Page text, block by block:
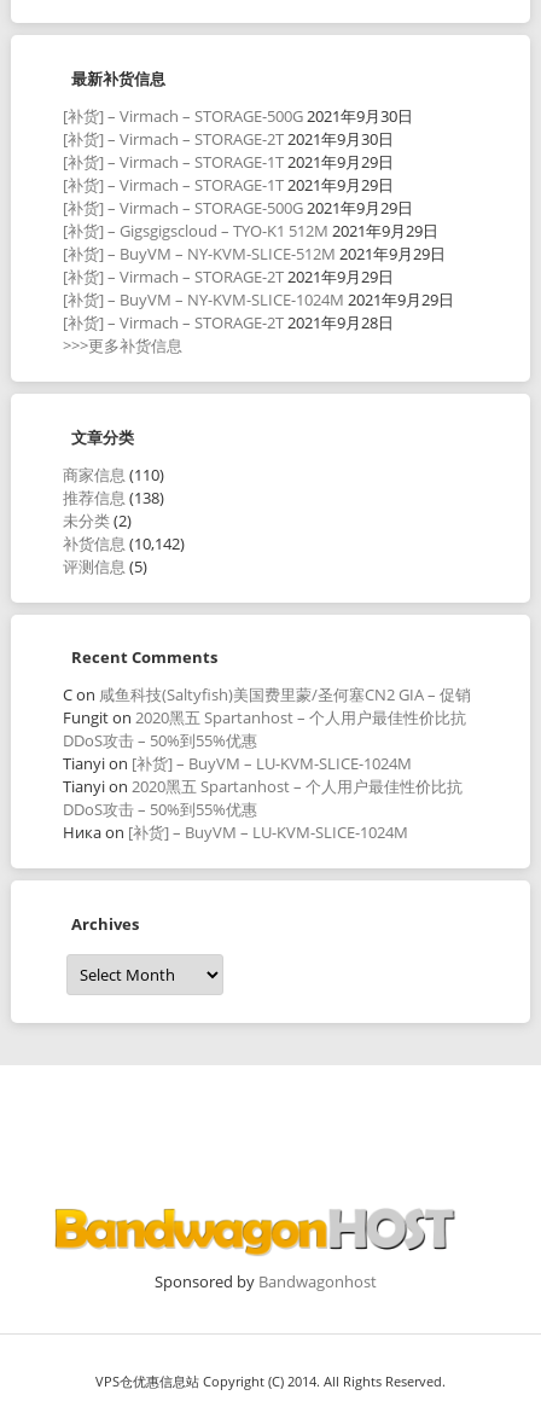
最新补货信息
[补货] – Virmach – STORAGE-500G2021年9月30日
[补货] – Virmach – STORAGE-2T2021年9月30日
[补货] – Virmach – STORAGE-1T2021年9月29日
[补货] – Virmach – STORAGE-1T2021年9月29日
[补货] – Virmach – STORAGE-500G2021年9月29日
[补货] – Gigsgigscloud – TYO-K1 512M 2021年9月29日
[补货] – BuyVM – NY-KVM-SLICE-512M 2021年9月29日
[补货] – Virmach – STORAGE-2T2021年9月29日
[补货] – BuyVM – NY-KVM-SLICE-1024M 2021年9月29日
[补货] – Virmach – STORAGE-2T2021年9月28日
>>>更多补货信息
文章分类
商家信息 (110)
推荐信息 (138)
未分类(2)
补货信息 (10,142)
评测信息 (5)
Recent Comments
Con 咸鱼科技(Saltyfish)美国费里蒙/圣何塞CN2 GIA – 促销
Fungiton 2020黑五 Spartanhost – 个人用户最佳性价比抗
DDoS攻击 – 50%到55%优惠
Tianyion [补货] – BuyVM – LU-KVM-SLICE-1024M
Tianyion 2020黑五 Spartanhost – 个人用户最佳性价比抗
DDoS攻击 – 50%到55%优惠
Никаon [补货] – BuyVM – LU-KVM-SLICE-1024M
Archives
Archives
Sponsored by Bandwagonhost
VPS仓优惠信息站 Copyright (C) 2014. All Rights Reserved.